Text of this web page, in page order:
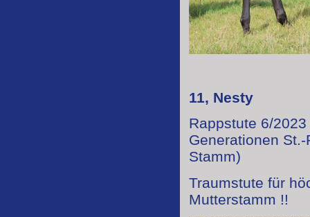
11, Nesty
Rappstute 6/
Generationen
Stamm)
Traumstute für
Mutterstamm !!